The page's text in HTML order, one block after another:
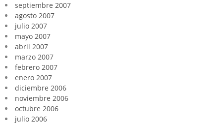
septiembre 2007
agosto 2007
julio 2007
mayo 2007
abril 2007
marzo 2007
febrero 2007
enero 2007
diciembre 2006
noviembre 2006
octubre 2006
julio 2006